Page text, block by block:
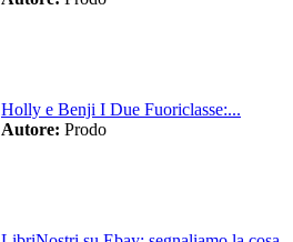
Holly e Benji I Due Fuoriclasse:...
Autore: Prodo